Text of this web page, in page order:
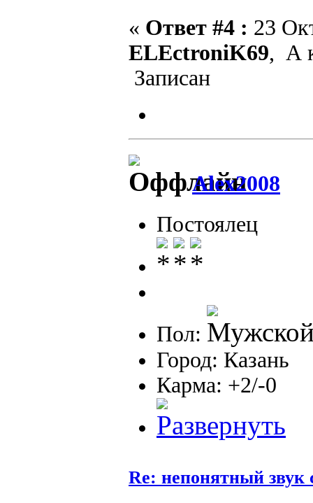
« Ответ #4 : 23
ELEctroniK69, А
Записан
Alex2008
Постоялец
Пол:
Город: Казань
Карма: +2/-0
Re: непонятный звук